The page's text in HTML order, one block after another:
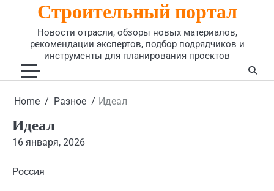
Строительный портал
Новости отрасли, обзоры новых материалов,
рекомендации экспертов, подбор подрядчиков и
инструменты для планирования проектов
Home Разное Идеал
Идеал
16 января, 2026
Россия